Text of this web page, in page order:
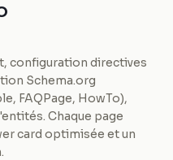
configuration directives
Schema.org
FAQPage, HowTo),
Chaque page
card optimisée et un